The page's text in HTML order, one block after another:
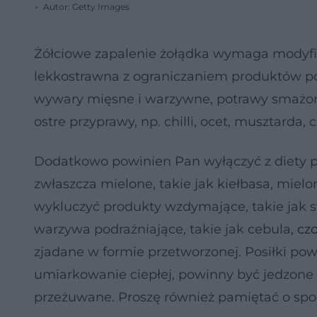
Autor: Getty Images
Żółciowe zapalenie żołądka wymaga
lekkostrawna z ograniczaniem produktów
wywary mięsne i warzywne, potrawy
ostre przyprawy, np. chilli, ocet, musztarda,
Dodatkowo powinien Pan wyłączyć z diety
zwłaszcza mielone, takie jak kiełbasa,
wykluczyć produkty wzdymające, takie jak
warzywa podrażniające, takie jak cebula,
zjadane w formie przetworzonej. Posiłki
umiarkowanie ciepłej, powinny być
przeżuwane. Proszę również pamiętać o